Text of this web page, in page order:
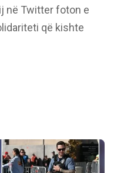
në Twitter foton e
që kishte